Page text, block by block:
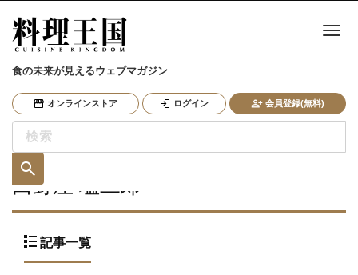
食の未来が見えるウェブマガジン
オンラインストア ログイン 会員登録(無料)
ナ
田野屋 塩二郎
記事一覧